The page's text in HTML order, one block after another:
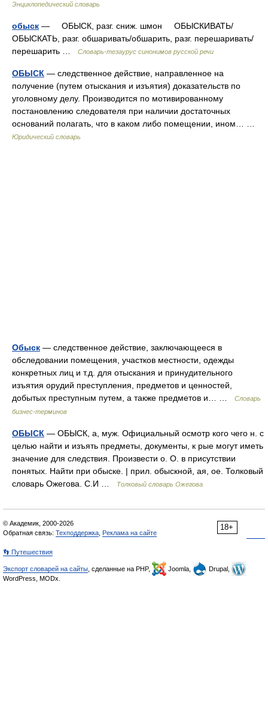
Энциклопедический словарь
обыск — ОБЫСК, разг. сниж. шмон ОБЫСКИВАТЬ/
ОБЫСКАТЬ, разг. обшаривать/обшарить, разг. перешаривать/
перешарить …
Словарь-тезаурус синонимов русской речи
ОБЫСК — следственное действие, направленное на
получение (путем отыскания и изъятия) доказательств по
уголовному делу. Производится по мотивированному
постановлению следователя при наличии достаточных
оснований полагать, что в каком либо помещении, ином… …
Юридический словарь
Обыск — следственное действие, заключающееся в
обследовании помещения, участков местности, одежды
конкретных лиц и т.д. для отыскания и принудительного
изъятия орудий преступления, предметов и ценностей,
добытых преступным путем, а также предметов и… …
Словарь
бизнес-терминов
ОБЫСК — ОБЫСК, а, муж. Официальный осмотр кого чего н. с
целью найти и изъять предметы, документы, к рые могут иметь
значение для следствия. Произвести о. О. в присутствии
понятых. Найти при обыске. | прил. обыскной, ая, ое. Толковый
словарь Ожегова. С.И …
Толковый словарь Ожегова
18+
© Академик, 2000-2026
Обратная связь: Техподдержка Реклама на сайте
👣 Путешествия
Экспорт словарей на сайты , сделанные на PHP, Joomla,
Drupal,
WordPress, MODx.